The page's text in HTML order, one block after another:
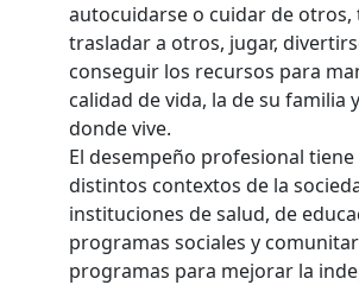
autocuidarse o cuidar de otros,
trasladar a otros, jugar,
conseguir los recursos para
calidad de vida, la de su familia
donde vive.
El desempeño profesional
distintos contextos de la
instituciones de salud, de
programas sociales y
programas para mejorar la